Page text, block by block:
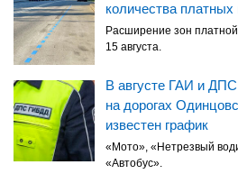
количества платных
Расширение зон
15 августа.
В августе ГАИ и
на дорогах
известен график
«Мото», «Нетрезвый
«Автобус».